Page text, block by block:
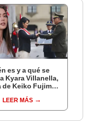
es y a qué se
Kyara Villanella,
de Keiko Fujimori
nacional?
LEER MÁS